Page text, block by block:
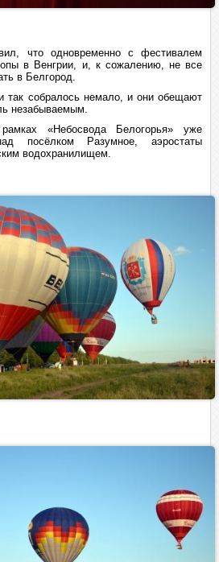
что одновременно с фестивалем
в Венгрии, и, к сожалению, не все
в Белгород.
так собралось немало, и они обещают
незабываемым.
«Небосвода Белогорья» уже
посёлком Разумное, аэростаты
водохранилищем.